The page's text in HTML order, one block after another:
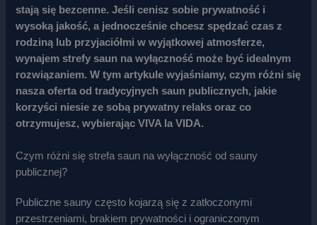
stają się bezcenne. Jeśli cenisz sobie prywatność i
wysoką jakość, a jednocześnie chcesz spędzać czas z
rodziną lub przyjaciółmi w wyjątkowej atmosferze,
wynajem strefy saun na wyłączność może być idealnym
rozwiązaniem. W tym artykule wyjaśniamy, czym różni się
nasza oferta od tradycyjnych saun publicznych, jakie
korzyści niesie ze sobą prywatny relaks oraz co
otrzymujesz, wybierając VIVA la VIDA.
Czym różni się strefa saun na wyłączność od sauny
publicznej?
Publiczne sauny często kojarzą się z zatłoczonymi
przestrzeniami, brakiem prywatności i ograniczonym